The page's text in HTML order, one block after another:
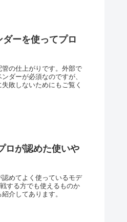
ーを使ってプロ
の仕上がりです。外部で
ダーが必須なのですが、
敗しないためにもご覧く
ロが認めた使いや
めてよく使っているモデ
する方でも使えるものか
介してあります。